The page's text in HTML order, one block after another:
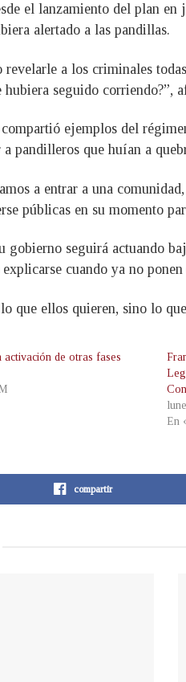
el lanzamiento del plan
alertado a las pandillas.
a los criminales
seguido corriendo?”,
ejemplos del
a pandilleros que huían a
a entrar a una
públicas en su momento
gobierno seguirá actuando
cuando ya no
que ellos quieren, sino lo
de otras fases
En
compartir